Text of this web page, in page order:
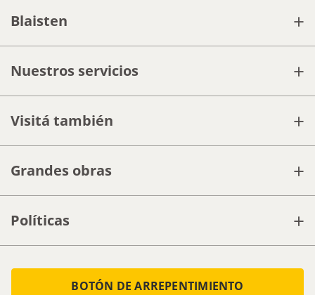
Blaisten +
Nuestros servicios +
Visitá también +
Grandes obras +
Políticas +
BOTÓN DE ARREPENTIMIENTO